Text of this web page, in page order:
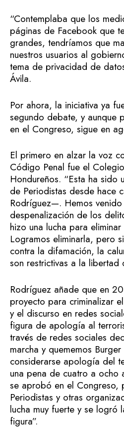
“Contemplaba que los
páginas de Facebook que
grandes, tendríamos que
nuestros usuarios al
tema de privacidad de
Ávila.
Por ahora, la iniciativa ya
segundo debate, y aunque
en el Congreso, sigue en
El primero en alzar la voz
Código Penal fue el
Hondureños. “Esta ha sido
de Periodistas desde hace
Rodríguez—. Hemos
despenalización de los
hizo una lucha para
Logramos eliminarla, pero
contra la difamación, la
son restrictivas a la libertad
Rodríguez añade que en
proyecto para criminalizar
y el discurso en redes
figura de apología al
través de redes sociales
marcha y quememos
considerarse apología del
una pena de cuatro a ocho
se aprobó en el
Periodistas y otras
lucha muy fuerte y se logró
figura”.